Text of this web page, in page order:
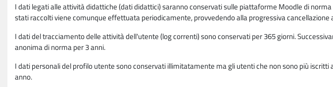
I dati legati alle attività didattiche (dati didattici) saranno conservati sulle piattaforme Moodle di
stati raccolti viene comunque effettuata periodicamente, provvedendo alla progressiva cancellazione
I dati del tracciamento delle attività dell'utente (log correnti) sono conservati per 365 giorni.
anonima di norma per 3 anni.
I dati personali del profilo utente sono conservati illimitatamente ma gli utenti che non sono più
anno.